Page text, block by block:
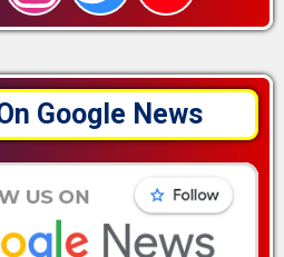
Google News